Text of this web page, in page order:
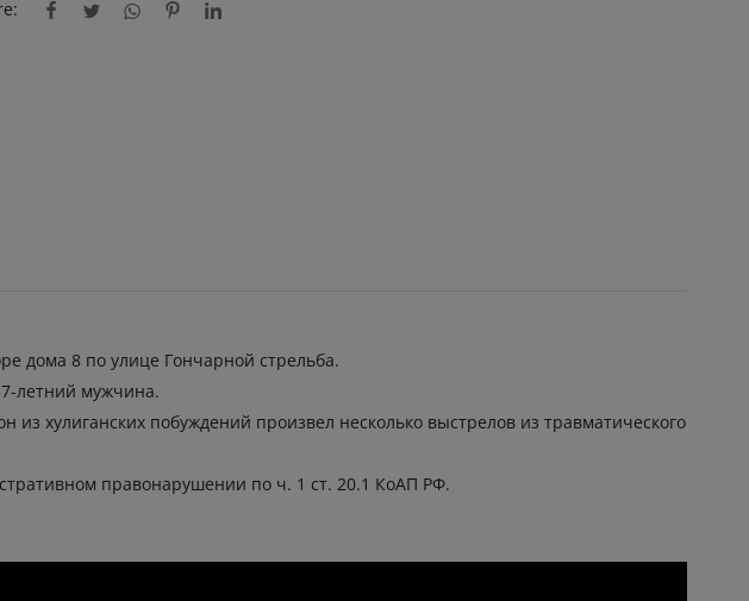
дома 8 по улице Гончарной стрельба.
летний мужчина.
из хулиганских побуждений произвел несколько выстрелов из травматического
правонарушении по ч. 1 ст. 20.1 КоАП РФ.